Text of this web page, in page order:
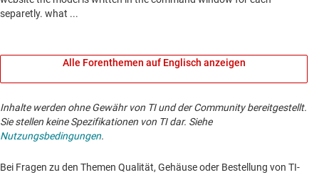
Alle Forenthemen auf Englisch anzeigen
Inhalte werden ohne Gewähr von TI und der Community bereitgestellt.
Sie stellen keine Spezifikationen von TI dar. Siehe
Nutzungsbedingungen.
Bei Fragen zu den Themen Qualität, Gehäuse oder Bestellung von TI-